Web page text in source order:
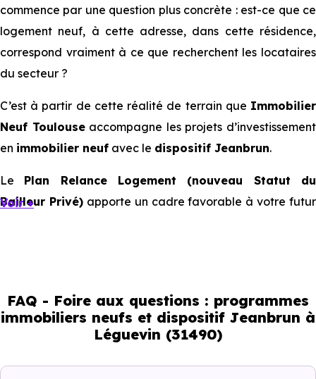
commence par une question plus concrète : est-ce que ce
logement neuf, à cette adresse, dans cette résidence,
correspond vraiment à ce que recherchent les locataires
du secteur ?
C’est à partir de cette réalité de terrain que Immobilier
Neuf Toulouseaccompagne les projets d’investissement
en immobilier neuf avec le dispositif Jeanbrun.
Le Plan Relance Logement (nouveau Statut du
Bailleur Privé)apporte un cadre favorable à votre futur
comportent pas de la même manière, tous les logements
ne répondent pas à la même demande, et toutes les
résidences n’offrent pas le même potentiel locatif.
Voir +
FAQ - Foire aux questions : programmes
immobiliers neufs et dispositif Jeanbrun à
Léguevin (31490)